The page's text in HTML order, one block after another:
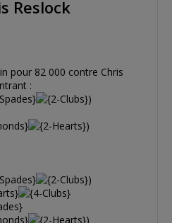
Reslock
pour 82 000 contre Chris
:
)
)
)
)